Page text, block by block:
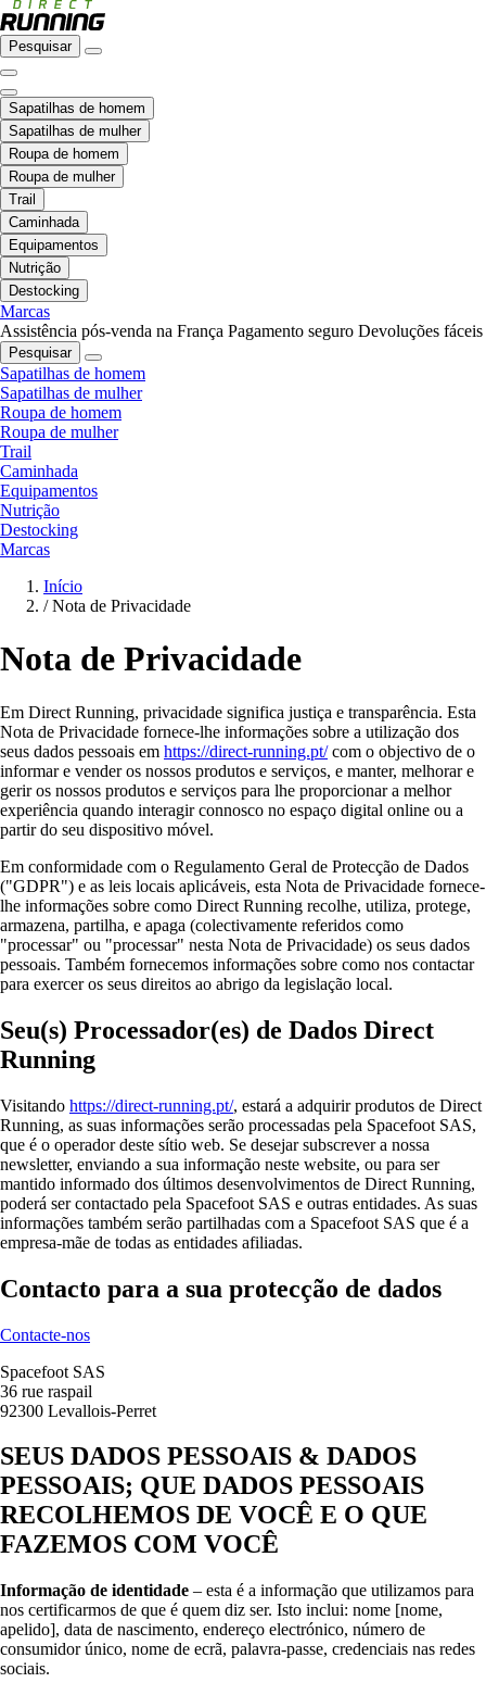
Pesquisar
Sapatilhas de homem
Sapatilhas de mulher
Roupa de homem
Roupa de mulher
Trail
Caminhada
Equipamentos
Nutrição
Destocking
Marcas
Assistência pós-venda na França Pagamento seguro Devoluções fáceis
Pesquisar
Sapatilhas de homem
Sapatilhas de mulher
Roupa de homem
Roupa de mulher
Trail
Caminhada
Equipamentos
Nutrição
Destocking
Marcas
Início
/ Nota de Privacidade
Nota de Privacidade
Em Direct Running, privacidade significa justiça e transparência. Esta
Nota de Privacidade fornece-lhe informações sobre a utilização dos
seus dados pessoais em https://direct-running.pt/com o objectivo de o
informar e vender os nossos produtos e serviços, e manter, melhorar e
gerir os nossos produtos e serviços para lhe proporcionar a melhor
experiência quando interagir connosco no espaço digital online ou a
partir do seu dispositivo móvel.
Em conformidade com o Regulamento Geral de Protecção de Dados
("GDPR") e as leis locais aplicáveis, esta Nota de Privacidade fornece-
lhe informações sobre como Direct Running recolhe, utiliza, protege,
armazena, partilha, e apaga (colectivamente referidos como
"processar" ou "processar" nesta Nota de Privacidade) os seus dados
pessoais. Também fornecemos informações sobre como nos contactar
para exercer os seus direitos ao abrigo da legislação local.
Seu(s) Processador(es) de Dados Direct
Running
Visitando https://direct-running.pt/, estará a adquirir produtos de Direct
Running, as suas informações serão processadas pela Spacefoot SAS,
que é o operador deste sítio web. Se desejar subscrever a nossa
newsletter, enviando a sua informação neste website, ou para ser
mantido informado dos últimos desenvolvimentos de Direct Running,
poderá ser contactado pela Spacefoot SAS e outras entidades. As suas
informações também serão partilhadas com a Spacefoot SAS que é a
empresa-mãe de todas as entidades afiliadas.
Contacto para a sua protecção de dados
Contacte-nos
Spacefoot SAS
36 rue raspail
92300 Levallois-Perret
SEUS DADOS PESSOAIS & DADOS
PESSOAIS; QUE DADOS PESSOAIS
RECOLHEMOS DE VOCÊ E O QUE
FAZEMOS COM VOCÊ
Informação de identidade – esta é a informação que utilizamos para
nos certificarmos de que é quem diz ser. Isto inclui: nome [nome,
apelido], data de nascimento, endereço electrónico, número de
consumidor único, nome de ecrã, palavra-passe, credenciais nas redes
sociais.